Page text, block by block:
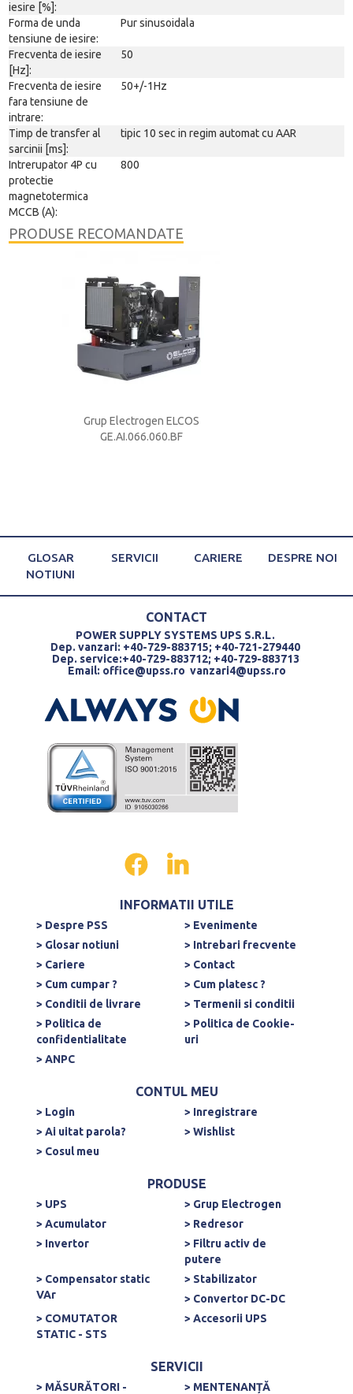
iesire [%]:
Forma de unda
tensiune de iesire:
Pur sinusoidala
Frecventa de iesire
[Hz]:
50
Frecventa de iesire
fara tensiune de
intrare:
50+/-1Hz
Timp de transfer al
sarcinii [ms]:
tipic 10 sec in regim automat cu AAR
Intrerupator 4P cu
protectie
magnetotermica
MCCB (A):
800
PRODUSE RECOMANDATE
Grup Electrogen ELCOS
GE.AI.066.060.BF
GLOSAR
NOTIUNI
SERVICII CARIERE DESPRE NOI
CONTACT
POWER SUPPLY SYSTEMS UPS S.R.L.
Dep. vanzari: +40-729-883715; +40-721-279440
Dep. service:+40-729-883712; +40-729-883713
Email: office@upss.ro vanzari4@upss.ro
INFORMATII UTILE
> Despre PSS
> Evenimente
> Glosar notiuni
> Intrebari frecvente
> Cariere
> Contact
> Cum cumpar ?
> Cum platesc ?
> Conditii de livrare
> Termenii si conditii
> Politica de
confidentialitate
> Politica de Cookie-
uri
> ANPC
CONTUL MEU
> Login
> Inregistrare
> Ai uitat parola?
> Wishlist
> Cosul meu
PRODUSE
> UPS
> Grup Electrogen
> Acumulator
> Redresor
> Invertor
> Filtru activ de
putere
> Compensator static
VAr
> Stabilizator
> Convertor DC-DC
> COMUTATOR
STATIC - STS
> Accesorii UPS
SERVICII
> MĂSURĂTORI - > MENTENANȚĂ